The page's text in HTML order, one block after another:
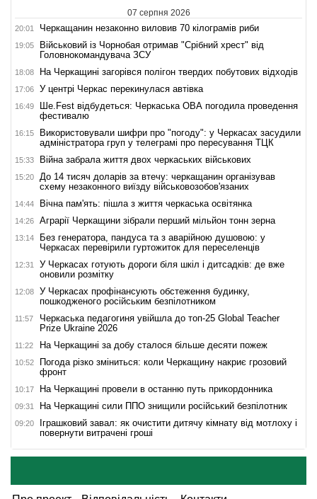
07 серпня 2026
20:01 Черкащанин незаконно виловив 70 кілограмів риби
19:05
Військовий із Чорнобая отримав "Срібний хрест" від
Головнокомандувача ЗСУ
18:08 На Черкащині загорівся полігон твердих побутових відходів
17:06 У центрі Черкас перекинулася автівка
16:49
Ше.Fest відбудеться: Черкаська ОВА погодила проведення
фестивалю
16:15
Використовували шифри про "погоду": у Черкасах засудили
адміністратора груп у телеграмі про пересування ТЦК
15:33 Війна забрала життя двох черкаських військових
15:20
До 14 тисяч доларів за втечу: черкащанин організував
схему незаконного виїзду військовозобов'язаних
14:44 Вічна пам'ять: пішла з життя черкаська освітянка
14:26 Аграрії Черкащини зібрали перший мільйон тонн зерна
13:14
Без генератора, пандуса та з аварійною душовою: у
Черкасах перевірили гуртожиток для переселенців
12:31
У Черкасах готують дороги біля шкіл і дитсадків: де вже
оновили розмітку
12:08
У Черкасах профінансують обстеження будинку,
пошкодженого російським безпілотником
11:57
Черкаська педагогиня увійшла до топ-25 Global Teacher
Prize Ukraine 2026
11:22 На Черкащині за добу сталося більше десяти пожеж
10:52
Погода різко зміниться: коли Черкащину накриє грозовий
фронт
10:17 На Черкащині провели в останню путь прикордонника
09:31 На Черкащині сили ППО знищили російський безпілотник
09:20
Іграшковий завал: як очистити дитячу кімнату від мотлоху і
повернути витрачені гроші